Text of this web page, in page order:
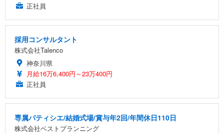
正社員
採用コンサルタント
株式会社Talenco
神奈川県
月給16万6,400円～23万400円
正社員
専属パティシエ/結婚式場/賞与年2回/年間休日110日
株式会社ベストプランニング